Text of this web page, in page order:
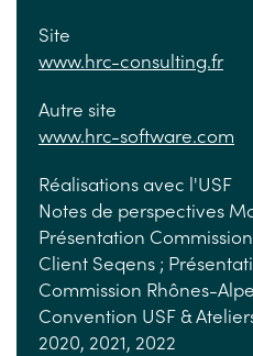
Site
www.hrc-consulting.fr
Autre site
www.hrc-software.com
Réalisations avec l'USF
Notes de perspectives
Présentation
Client Seqens ;
Commission Rhônes-
Convention USF &
2020, 2021, 2022